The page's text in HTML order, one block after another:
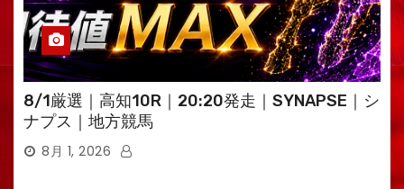
8/1厳選｜高知10R｜20:20発走｜SYNAPSE｜シ
ナプス｜地方競馬
8月 1, 2026